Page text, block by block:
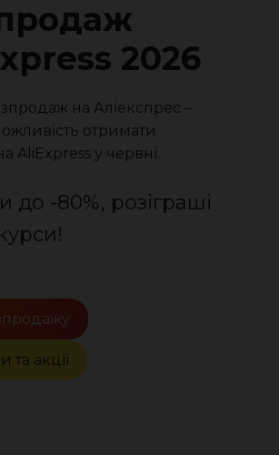
2026
на Аліекспрес –
отримати
AliExpress у червні.
до -80%, розіграші
та акції